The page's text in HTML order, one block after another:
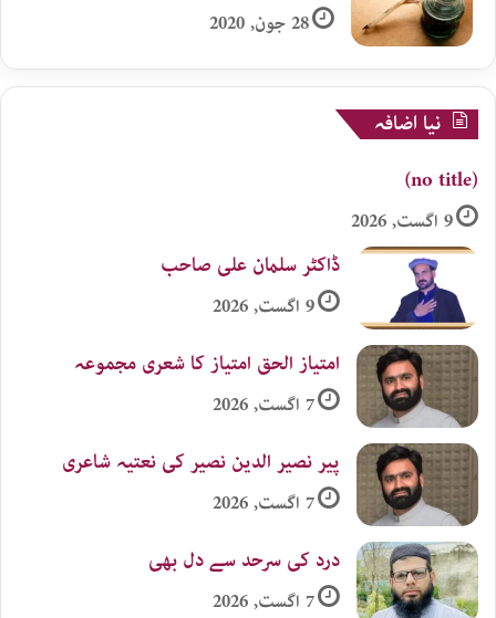
28 جون, 2020
نیا اضافہ
(no title)
9 اگست, 2026
ڈاکٹر سلمان علی صاحب
9 اگست, 2026
امتیاز الحق امتیاز کا شعری مجموعہ
7 اگست, 2026
پیر نصیر الدین نصیر کی نعتیہ شاعری
7 اگست, 2026
درد کی سرحد سے دل بھی
7 اگست, 2026